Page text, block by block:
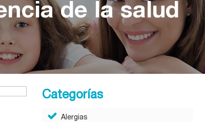
de la salud
Categorías
Alergias